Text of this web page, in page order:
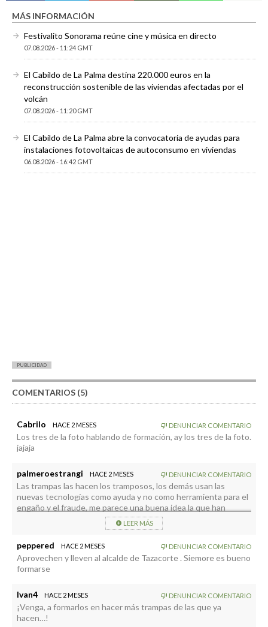
MÁS INFORMACIÓN
Festivalito Sonorama reúne cine y música en directo
07.08.2026 - 11:24 GMT
El Cabildo de La Palma destina 220.000 euros en la
reconstrucción sostenible de las viviendas afectadas por el
volcán
07.08.2026 - 11:20 GMT
El Cabildo de La Palma abre la convocatoria de ayudas para
instalaciones fotovoltaicas de autoconsumo en viviendas
06.08.2026 - 16:42 GMT
PUBLICIDAD
COMENTARIOS (5)
Cabrilo HACE 2 MESES DENUNCIAR COMENTARIO
Los tres de la foto hablando de formación, ay los tres de la foto.
jajaja
palmeroestrangi HACE 2 MESES DENUNCIAR COMENTARIO
Las trampas las hacen los tramposos, los demás usan las
nuevas tecnologías como ayuda y no como herramienta para el
engaño y el fraude, me parece una buena idea la que han
LEER MÁS
peppered HACE 2 MESES DENUNCIAR COMENTARIO
Aprovechen y lleven al alcalde de Tazacorte . Siemore es bueno
formarse
Ivan4 HACE 2 MESES DENUNCIAR COMENTARIO
¡Venga, a formarlos en hacer más trampas de las que ya
hacen…!